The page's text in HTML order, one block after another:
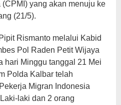
yang akan menuju ke
(21/5).
Rismanto melalui Kabid
Pol Raden Petit Wijaya
hari Minggu tanggal 21 Mei
Polda Kalbar telah
Migran Indonesia
laki dan 2 orang